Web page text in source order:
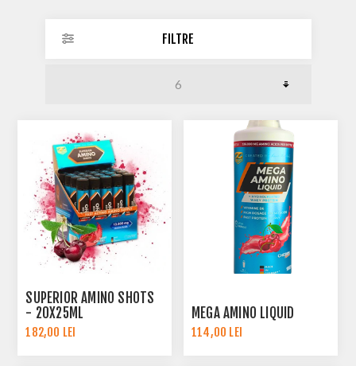
FILTRE
SUPERIOR AMINO SHOTS
- 20X25ML
182,00 LEI
MEGA AMINO LIQUID
114,00 LEI